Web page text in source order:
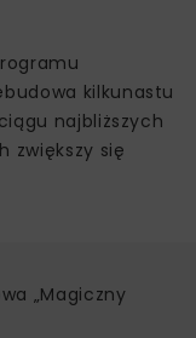
kilkunastu
najbliższych
zwiększy się
„Magiczny